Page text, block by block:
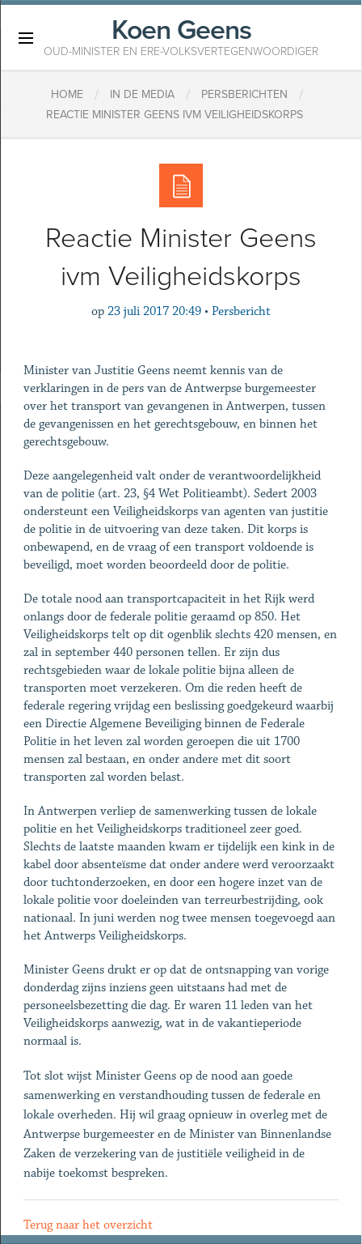
Koen Geens
OUD-MINISTER EN ERE-VOLKSVERTEGENWOORDIGER
HOME / IN DE MEDIA / PERSBERICHTEN /
REACTIE MINISTER GEENS IVM VEILIGHEIDSKORPS
Reactie Minister Geens
ivm Veiligheidskorps
op 23 juli 2017 20:49 • Persbericht
Minister van Justitie Geens neemt kennis van de
verklaringen in de pers van de Antwerpse burgemeester
over het transport van gevangenen in Antwerpen, tussen
de gevangenissen en het gerechtsgebouw, en binnen het
gerechtsgebouw.
Deze aangelegenheid valt onder de verantwoordelijkheid
van de politie (art. 23, §4 Wet Politieambt). Sedert 2003
ondersteunt een Veiligheidskorps van agenten van justitie
de politie in de uitvoering van deze taken. Dit korps is
onbewapend, en de vraag of een transport voldoende is
beveiligd, moet worden beoordeeld door de politie.
De totale nood aan transportcapaciteit in het Rijk werd
onlangs door de federale politie geraamd op 850. Het
Veiligheidskorps telt op dit ogenblik slechts 420 mensen, en
zal in september 440 personen tellen. Er zijn dus
rechtsgebieden waar de lokale politie bijna alleen de
transporten moet verzekeren. Om die reden heeft de
federale regering vrijdag een beslissing goedgekeurd waarbij
een Directie Algemene Beveiliging binnen de Federale
Politie in het leven zal worden geroepen die uit 1700
mensen zal bestaan, en onder andere met dit soort
transporten zal worden belast.
In Antwerpen verliep de samenwerking tussen de lokale
politie en het Veiligheidskorps traditioneel zeer goed.
Slechts de laatste maanden kwam er tijdelijk een kink in de
kabel door absenteïsme dat onder andere werd veroorzaakt
door tuchtonderzoeken, en door een hogere inzet van de
lokale politie voor doeleinden van terreurbestrijding, ook
nationaal. In juni werden nog twee mensen toegevoegd aan
het Antwerps Veiligheidskorps.
Minister Geens drukt er op dat de ontsnapping van vorige
donderdag zijns inziens geen uitstaans had met de
personeelsbezetting die dag. Er waren 11 leden van het
Veiligheidskorps aanwezig, wat in de vakantieperiode
normaal is.
Tot slot wijst Minister Geens op de nood aan goede
samenwerking en verstandhouding tussen de federale en
lokale overheden. Hij wil graag opnieuw in overleg met de
Antwerpse burgemeester en de Minister van Binnenlandse
Zaken de verzekering van de justitiële veiligheid in de
nabije toekomst bespreken.
Terug naar het overzicht